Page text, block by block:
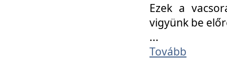
Ezek a
vigyünk be
...
Tovább